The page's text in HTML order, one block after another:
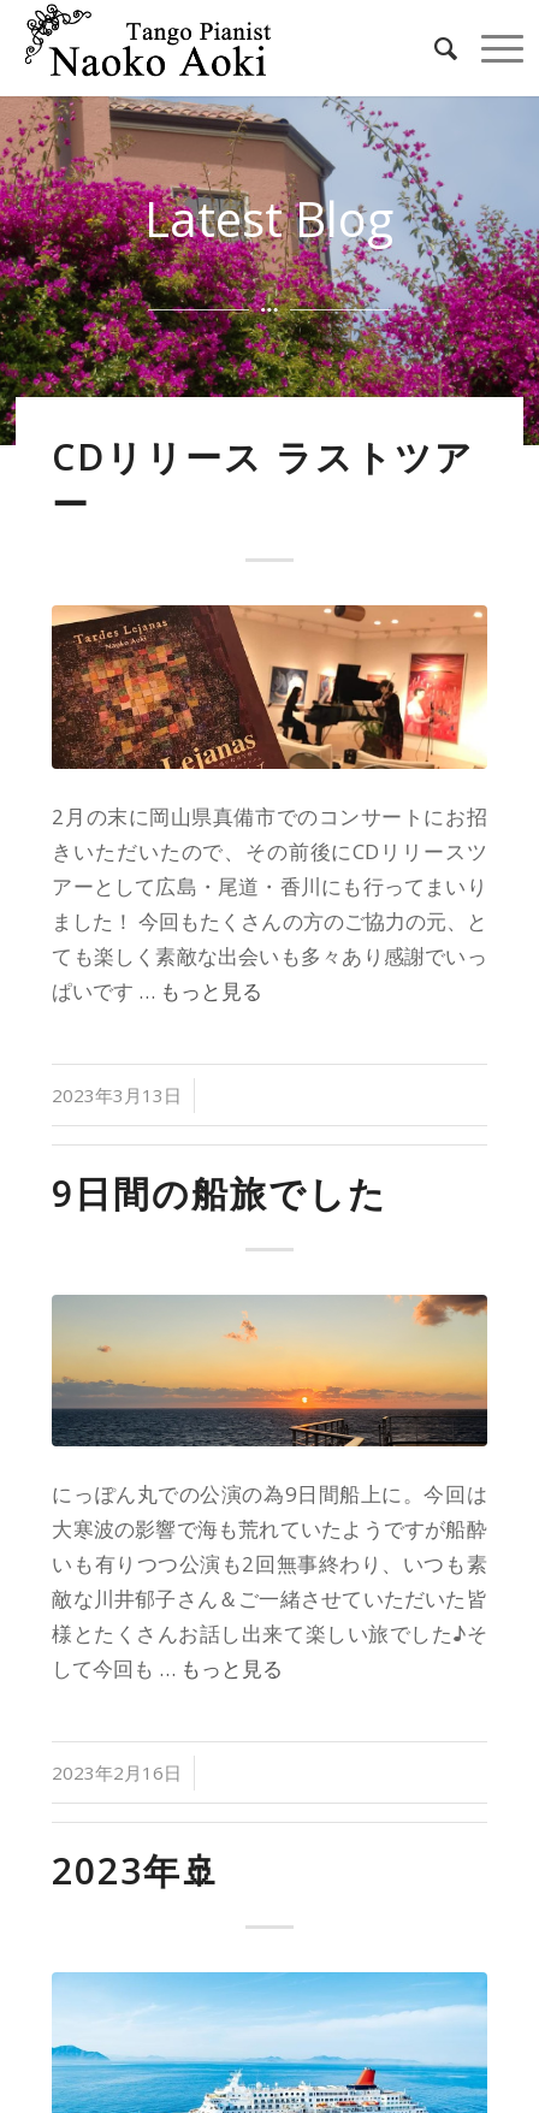
Latest Blog
CDリリース ラストツア
ー
2月の末に岡山県真備市でのコンサートにお招
きいただいたので、その前後にCDリリースツ
アーとして広島・尾道・香川にも行ってまいり
ました！ 今回もたくさんの方のご協力の元、と
ても楽しく素敵な出会いも多々あり感謝でいっ
ぱいです … もっと見る
2023年3月13日
9日間の船旅でした
にっぽん丸での公演の為9日間船上に。今回は
大寒波の影響で海も荒れていたようですが船酔
いも有りつつ公演も2回無事終わり、いつも素
敵な川井郁子さん＆ご一緒させていただいた皆
様とたくさんお話し出来て楽しい旅でした♪そ
して今回も … もっと見る
2023年2月16日
2023年🚢